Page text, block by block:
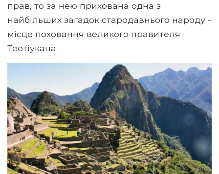
прав, то за нею прихована одна з
найбільших загадок стародавнього народу -
місце поховання великого правителя
Теотіукана.